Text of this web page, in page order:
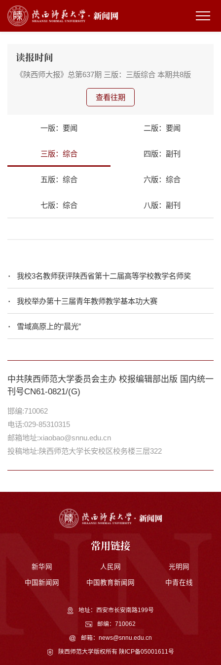
读报时间
《陕西师大报》总第637期 三版：三版综合 本期共8版
查看往期
一版：要闻 二版：要闻
三版：综合 四版：副刊
五版：综合 六版：综合
七版：综合 八版：副刊
我校3名教师获评陕西省第十二届高等学校教学名师奖
我校举办第十三届青年教师教学基本功大赛
雪域高原上的“晨光”
中共陕西师范大学委员会主办 校报编辑部出版 国内统一
刊号CN61-0821/(G)
邯编:710062
电话:029-85310315
邮箱地址:xiaobao@snnu.edu.cn
投稿地址:陕西师范大学长安校区校务楼三层322
常用链接
新华网 人民网 光明网
中国新闻网 中国教育新闻网 中青在线
地址：西安市长安南路199号
邮编：710062
邮箱：news@snnu.edu.cn
陕西师范大学版权所有 陕ICP备05001611号